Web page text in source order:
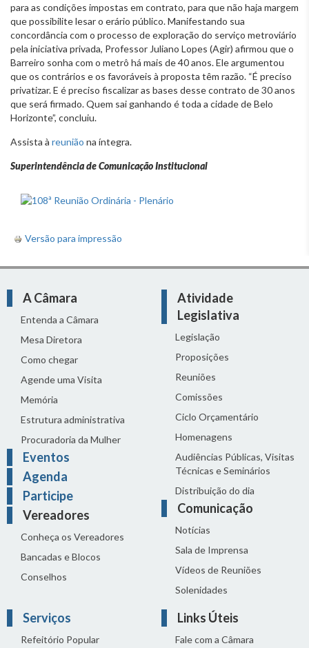
para as condições impostas em contrato, para que não haja margem
que possibilite lesar o erário público. Manifestando sua
concordância com o processo de exploração do serviço metroviário
pela iniciativa privada, Professor Juliano Lopes (Agir) afirmou que o
Barreiro sonha com o metrô há mais de 40 anos. Ele argumentou
que os contrários e os favoráveis à proposta têm razão. “É preciso
privatizar. E é preciso fiscalizar as bases desse contrato de 30 anos
que será firmado. Quem sai ganhando é toda a cidade de Belo
Horizonte”, concluiu.
Assista à reunião na íntegra.
Superintendência de Comunicação Institucional
Versão para impressão
A Câmara
Entenda a Câmara
Mesa Diretora
Como chegar
Agende uma Visita
Memória
Estrutura administrativa
Procuradoria da Mulher
Eventos
Agenda
Participe
Vereadores
Conheça os Vereadores
Bancadas e Blocos
Conselhos
Atividade
Legislativa
Legislação
Proposições
Reuniões
Comissões
Ciclo Orçamentário
Homenagens
Audiências Públicas, Visitas
Técnicas e Seminários
Distribuição do dia
Comunicação
Notícias
Sala de Imprensa
Vídeos de Reuniões
Solenidades
Serviços
Refeitório Popular
Links Úteis
Fale com a Câmara